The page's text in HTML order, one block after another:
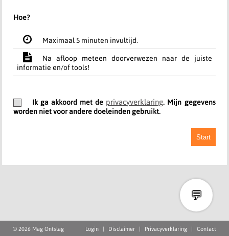
Hoe?
Maximaal 5 minuten invultijd.
Na afloop meteen doorverwezen naar de juiste
informatie en/of tools!
Ik ga akkoord met de privacyverklaring. Mijn gegevens
worden niet voor andere doeleinden gebruikt.
Start
© 2026 Mag Ontslag Contact
Privacyverklaring |
Disclaimer
Login
💬